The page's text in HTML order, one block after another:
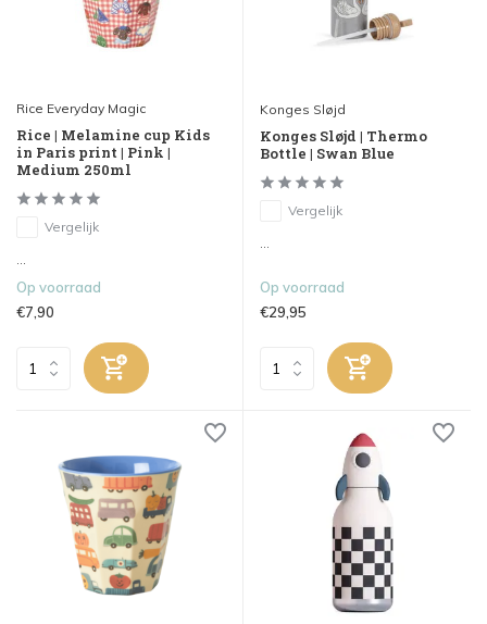
Rice Everyday Magic
Rice | Melamine cup Kids
in Paris print | Pink |
Medium 250ml
Vergelijk
...
Op voorraad
€7,90
Konges Sløjd
Konges Sløjd | Thermo
Bottle | Swan Blue
Vergelijk
...
Op voorraad
€29,95